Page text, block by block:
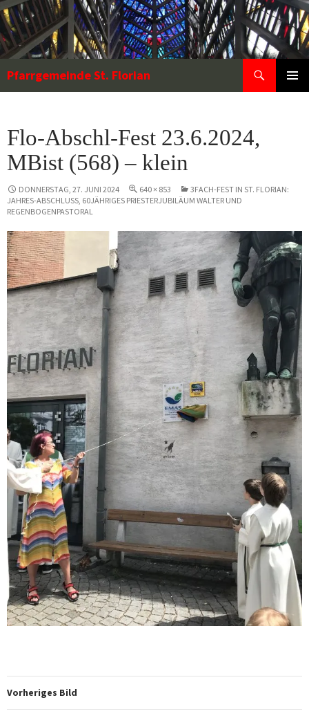
Zum
Inhalt
springen
Pfarrgemeinde St. Florian
Flo-Abschl-Fest 23.6.2024,
MBist (568) – klein
DONNERSTAG, 27. JUNI 2024 640 × 853
3FACH-FEST IN ST. FLORIAN:
JAHRES-ABSCHLUSS, 60JÄHRIGES PRIESTERJUBILÄUM WALTER UND
REGENBOGENPASTORAL
Vorheriges Bild